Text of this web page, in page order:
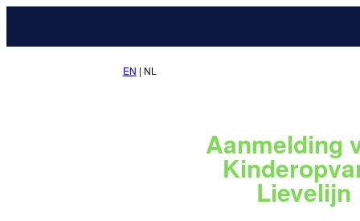
EN | NL
Aanmelding
Lievelijn